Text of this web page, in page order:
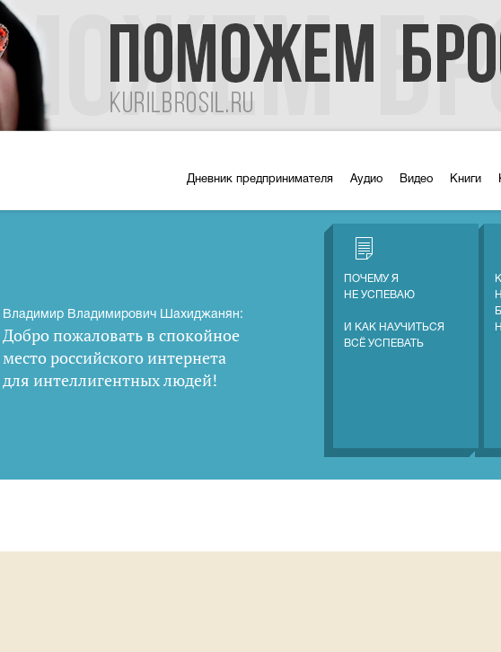
Дневник предпринимателя Аудио Видео Книги
Владимир Владимирович Шахиджанян:
Добро пожаловать в спокойное
место российского интернета
для интеллигентных людей!
ПОЧЕМУ Я
НЕ УСПЕВАЮ
И КАК НАУЧИТЬСЯ
ВСЁ УСПЕВАТЬ